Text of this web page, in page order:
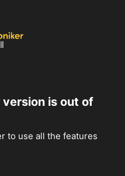
is out of
to use all the features